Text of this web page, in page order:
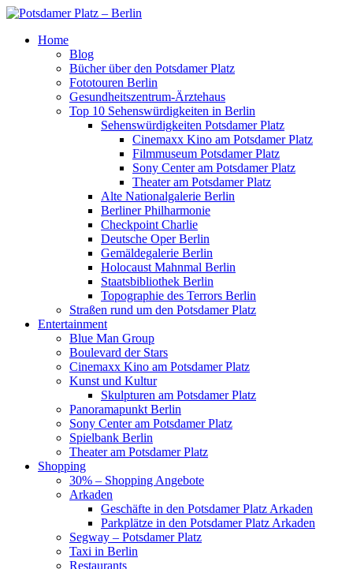
Home
Blog
Bücher über den Potsdamer Platz
Fototouren Berlin
Gesundheitszentrum-Ärztehaus
Top 10 Sehenswürdigkeiten in Berlin
Sehenswürdigkeiten Potsdamer Platz
Cinemaxx Kino am Potsdamer Platz
Filmmuseum Potsdamer Platz
Sony Center am Potsdamer Platz
Theater am Potsdamer Platz
Alte Nationalgalerie Berlin
Berliner Philharmonie
Checkpoint Charlie
Deutsche Oper Berlin
Gemäldegalerie Berlin
Holocaust Mahnmal Berlin
Staatsbibliothek Berlin
Topographie des Terrors Berlin
Straßen rund um den Potsdamer Platz
Entertainment
Blue Man Group
Boulevard der Stars
Cinemaxx Kino am Potsdamer Platz
Kunst und Kultur
Skulpturen am Potsdamer Platz
Panoramapunkt Berlin
Sony Center am Potsdamer Platz
Spielbank Berlin
Theater am Potsdamer Platz
Shopping
30% – Shopping Angebote
Arkaden
Geschäfte in den Potsdamer Platz Arkaden
Parkplätze in den Potsdamer Platz Arkaden
Segway – Potsdamer Platz
Taxi in Berlin
Restaurants